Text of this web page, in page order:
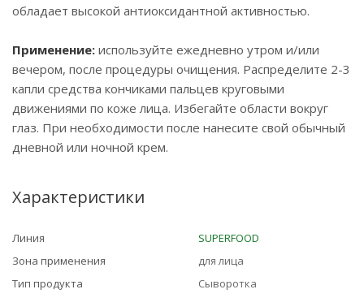
обладает высокой антиоксидантной активностью.
Применение: используйте ежедневно утром и/или
вечером, после процедуры очищения. Распределите 2-3
капли средства кончиками пальцев круговыми
движениями по коже лица. Избегайте области вокруг
глаз. При необходимости после нанесите свой обычный
дневной или ночной крем.
Характеристики
Линия
SUPERFOOD
Зона применения
для лица
Тип продукта
Сыворотка